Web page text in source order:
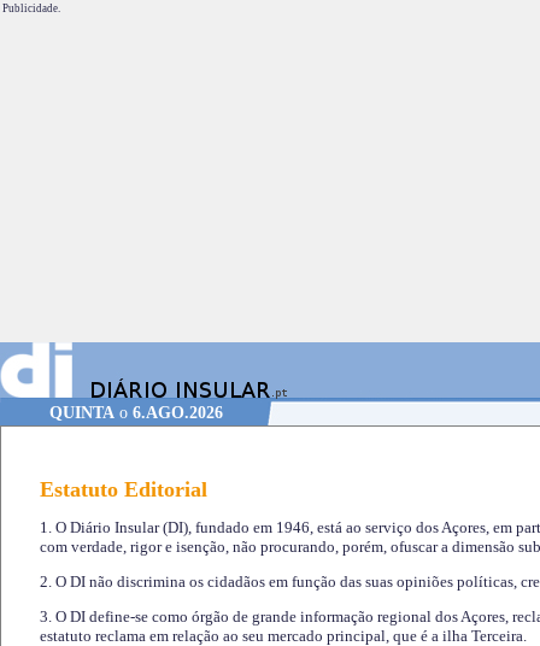
Publicidade.
QUINTAo 6.AGO.2026
Estatuto Editorial
1. O Diário Insular (DI), fundado em 1946, está ao serviço dos Açores, em
com verdade, rigor e isenção, não procurando, porém, ofuscar a dimensão
2. O DI não discrimina os cidadãos em função das suas opiniões políticas,
3. O DI define-se como órgão de grande informação regional dos Açores,
estatuto reclama em relação ao seu mercado principal, que é a ilha Terceira.